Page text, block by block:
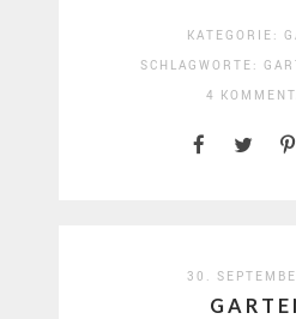
KATEGORIE:
SCHLAGWORTE:
4
30.